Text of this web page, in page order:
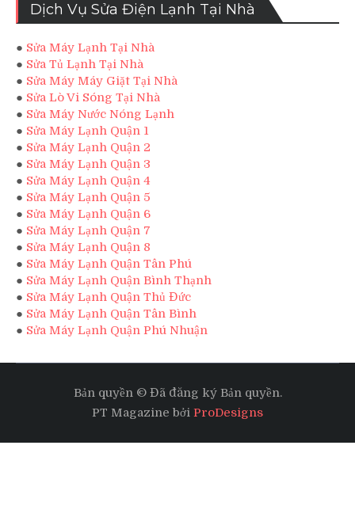
Dịch Vụ Sửa Điện Lạnh Tại Nhà
● Sửa Máy Lạnh Tại Nhà
● Sửa Tủ Lạnh Tại Nhà
● Sửa Máy Máy Giặt Tại Nhà
● Sửa Lò Vi Sóng Tại Nhà
● Sửa Máy Nước Nóng Lạnh
● Sửa Máy Lạnh Quận 1
● Sửa Máy Lạnh Quận 2
● Sửa Máy Lạnh Quận 3
● Sửa Máy Lạnh Quận 4
● Sửa Máy Lạnh Quận 5
● Sửa Máy Lạnh Quận 6
● Sửa Máy Lạnh Quận 7
● Sửa Máy Lạnh Quận 8
● Sửa Máy Lạnh Quận Tân Phú
● Sửa Máy Lạnh Quận Bình Thạnh
● Sửa Máy Lạnh Quận Thủ Đức
● Sửa Máy Lạnh Quận Tân Bình
● Sửa Máy Lạnh Quận Phú Nhuận
Bản quyền © Đã đăng ký Bản quyền.
PT Magazine bởi ProDesigns